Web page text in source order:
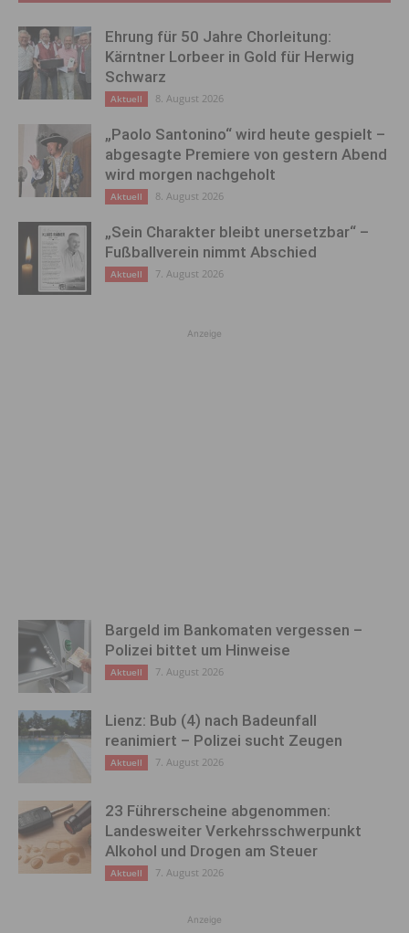
Ehrung für 50 Jahre Chorleitung:
Kärntner Lorbeer in Gold für Herwig
Schwarz
Aktuell 8. August 2026
„Paolo Santonino“ wird heute gespielt –
abgesagte Premiere von gestern Abend
wird morgen nachgeholt
Aktuell 8. August 2026
„Sein Charakter bleibt unersetzbar“ –
Fußballverein nimmt Abschied
Aktuell 7. August 2026
Anzeige
Bargeld im Bankomaten vergessen –
Polizei bittet um Hinweise
Aktuell 7. August 2026
Lienz: Bub (4) nach Badeunfall
reanimiert – Polizei sucht Zeugen
Aktuell 7. August 2026
23 Führerscheine abgenommen:
Landesweiter Verkehrsschwerpunkt
Alkohol und Drogen am Steuer
Aktuell 7. August 2026
Anzeige